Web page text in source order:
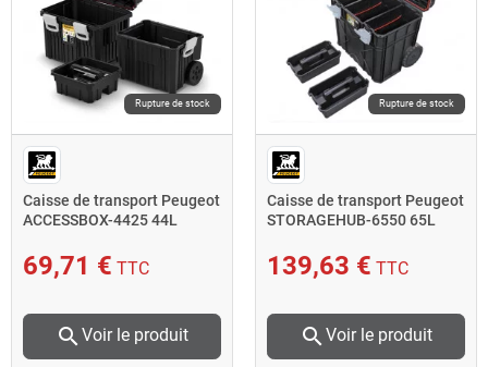
Rupture de stock
Caisse de transport Peugeot
ACCESSBOX-4425 44L
69,71 € TTC
search Voir le produit
Rupture de stock
Caisse de transport Peugeot
STORAGEHUB-6550 65L
139,63 € TTC
search Voir le produit